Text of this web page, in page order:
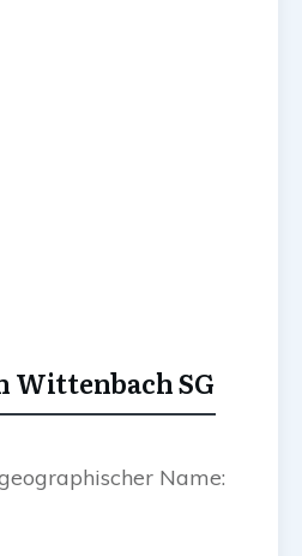
Wittenbach SG
Name: